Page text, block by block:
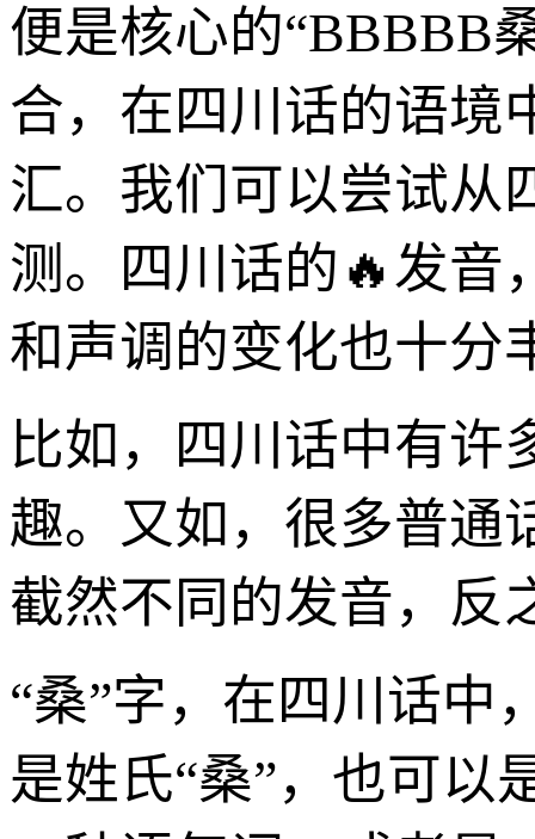
便是核心的“BBBBB
合，在四川话的语境
汇。我们可以尝试从
测。四川话的🔥发音
和声调的变化也十分
比如，四川话中有许
趣。又如，很多普通
截然不同的发音，反
“桑”字，在四川话中
是姓氏“桑”，也可以